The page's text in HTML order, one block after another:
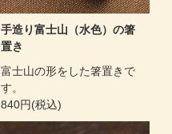
手造り富士山（水色）の箸
置き
富士山の形をした箸置きで
す。
840円(税込)